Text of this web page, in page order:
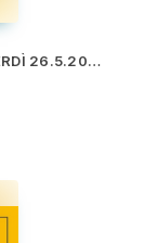
SETTIMANALE CARTABIA N. 8 - VENERDÌ 26.5.2023